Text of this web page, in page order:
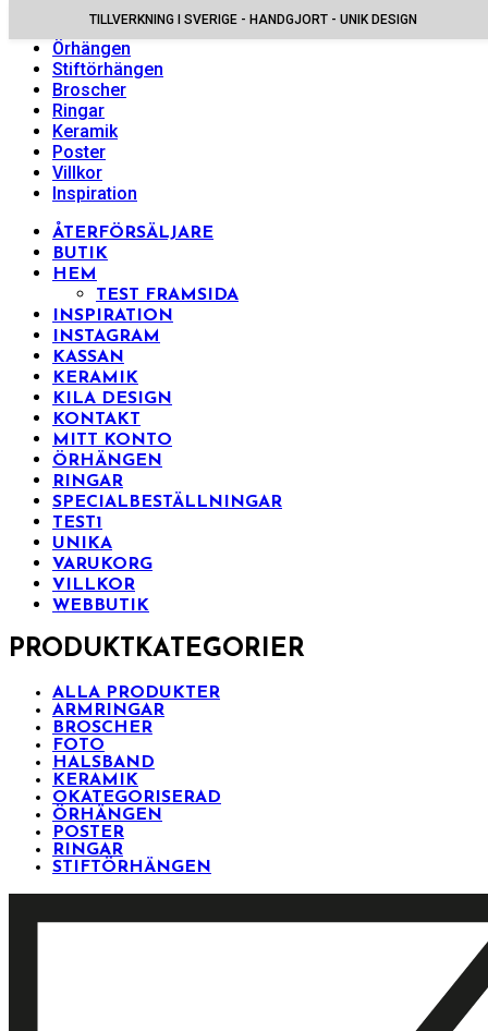
Halsband
Örhängen
Stiftörhängen
Broscher
Ringar
Keramik
Poster
Villkor
Inspiration
ÅTERFÖRSÄLJARE
BUTIK
HEM
TEST FRAMSIDA
INSPIRATION
INSTAGRAM
KASSAN
KERAMIK
KILA DESIGN
KONTAKT
MITT KONTO
ÖRHÄNGEN
RINGAR
SPECIALBESTÄLLNINGAR
TEST1
UNIKA
VARUKORG
VILLKOR
WEBBUTIK
PRODUKTKATEGORIER
ALLA PRODUKTER
ARMRINGAR
BROSCHER
FOTO
HALSBAND
KERAMIK
OKATEGORISERAD
ÖRHÄNGEN
POSTER
RINGAR
STIFTÖRHÄNGEN
TILLVERKNING I SVERIGE - HANDGJORT - UNIK DESIGN